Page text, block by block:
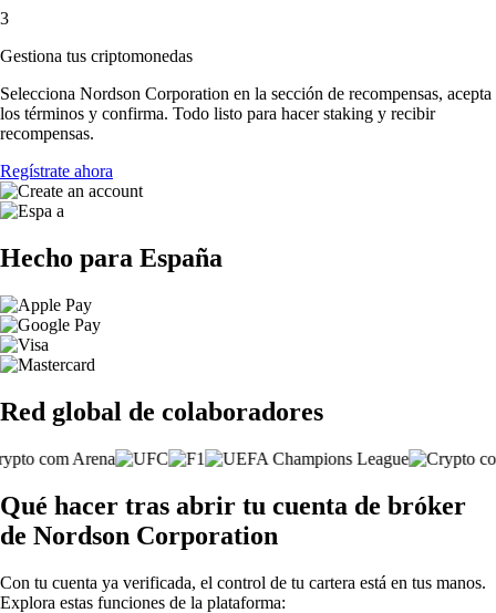
3
Gestiona tus criptomonedas
Selecciona Nordson Corporation en la sección de recompensas, acepta
los términos y confirma. Todo listo para hacer staking y recibir
recompensas.
Regístrate ahora
Hecho para España
Red global de colaboradores
Qué hacer tras abrir tu cuenta de bróker
de Nordson Corporation
Con tu cuenta ya verificada, el control de tu cartera está en tus manos.
Explora estas funciones de la plataforma: